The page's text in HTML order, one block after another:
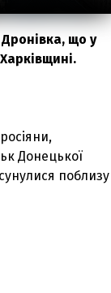
Дронівка, що у
Донецької
поблизу